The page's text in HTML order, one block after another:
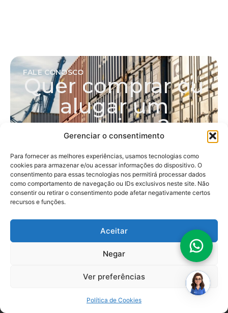
Gerenciar o consentimento
Para fornecer as melhores experiências, usamos tecnologias como
cookies para armazenar e/ou acessar informações do dispositivo. O
consentimento para essas tecnologias nos permitirá processar dados
como comportamento de navegação ou IDs exclusivos neste site. Não
consentir ou retirar o consentimento pode afetar negativamente certos
recursos e funções.
Aceitar
Negar
Ver preferências
Política de Cookies
Cely.
Vamos achar juntos seu
FALE CONOSCO
Quer comprar ou
alugar um
container?
mais completos, com containers
personalizados para cada necessidade.
Escolha abaixo a opção que melhor se
encaixa no seu perfil
Pessoa Física Pessoa Jurídica